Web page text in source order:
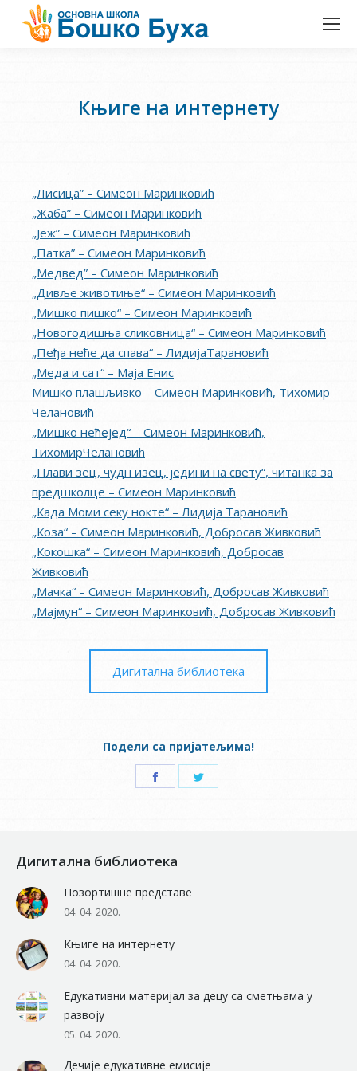
Књиге на интернету
„Лисица” – Симеон Маринковић
„Жаба” – Симеон Маринковић
„Јеж” – Симеон Маринковић
„Патка” – Симеон Маринковић
„Медвед” – Симеон Маринковић
„Дивље животиње“ – Симеон Маринковић
„Мишко пишко“ – Симеон Маринковић
„Новогодишња сликовница“ – Симеон Маринковић
„Пеђа неће да спава“ – ЛидијаТарановић
„Меда и сат“ – Маја Енис
Мишко плашљивко – Симеон Маринковић, Тихомир
Челановић
„Мишко нећејед“ – Симеон Маринковић,
ТихомирЧелановић
„Плави зец, чудн изец, једини на свету“, читанка за
предшколце – Симеон Маринковић
„Када Моми секу нокте“ – Лидија Тарановић
„Коза“ – Симеон Маринковић, Добросав Живковић
„Кокошка“ – Симеон Маринковић, Добросав
Живковић
„Мачка“ – Симеон Маринковић, Добросав Живковић
„Мајмун“ – Симеон Маринковић, Добросав Живковић
Дигитална библиотека
Подели са пријатељима!
Share
Дигитална библиотека
Позортишне представе
04. 04. 2020.
Књиге на интернету
04. 04. 2020.
Едукативни материјал за децу са сметњама у
развоју
05. 04. 2020.
Дечије едукативне емисије